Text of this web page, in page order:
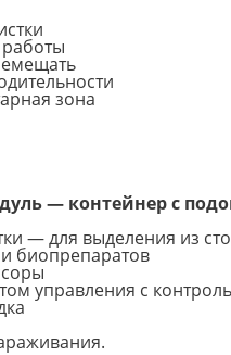
зона
— контейнер с
— для выделения из
биопрепаратов
управления с